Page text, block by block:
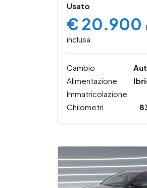
Usato
€ 20.900
inclusa
Cambio
Alimentazione
Immatricolazione
Chilometri